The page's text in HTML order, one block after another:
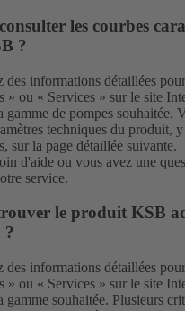
les courbes
?
des informations détaillées
» ou « Services » sur le site
gamme de pompes souhaitée.
techniques du produit,
sur la page détaillée suivante.
d'aide ou vous avez une
service.
le produit KSB
?
des informations détaillées
» ou « Services » sur le site
gamme souhaitée. Plusieurs